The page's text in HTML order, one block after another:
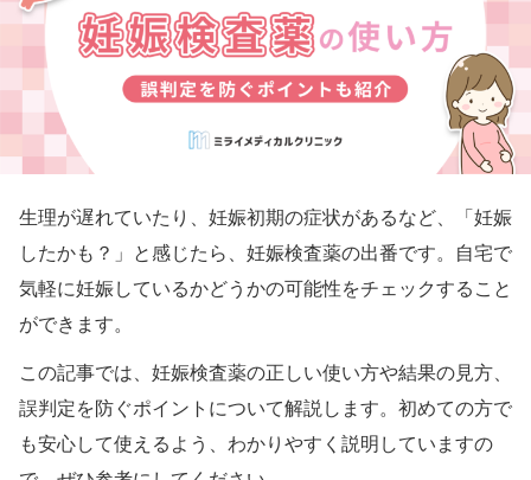
生理が遅れていたり、妊娠初期の症状があるなど、「妊娠
したかも？」と感じたら、妊娠検査薬の出番です。自宅で
気軽に妊娠しているかどうかの可能性をチェックすること
ができます。
この記事では、妊娠検査薬の正しい使い方や結果の見方、
誤判定を防ぐポイントについて解説します。初めての方で
も安心して使えるよう、わかりやすく説明していますの